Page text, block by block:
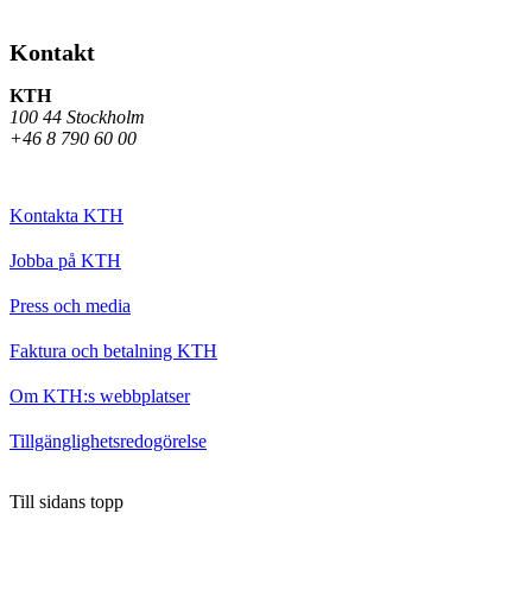
Kontakt
KTH
100 44 Stockholm
+46 8 790 60 00
Kontakta KTH
Jobba på KTH
Press och media
Faktura och betalning KTH
Om KTH:s webbplatser
Tillgänglighetsredogörelse
Till sidans topp